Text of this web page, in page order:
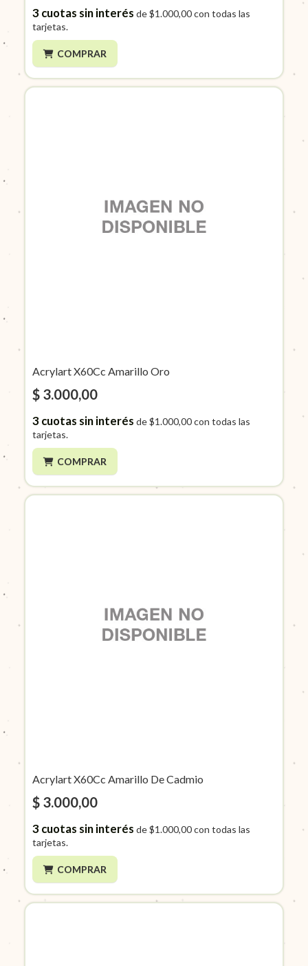
3cuotas sin interés de$1.000,00con todas las
tarjetas.
COMPRAR
Acrylart X60Cc Amarillo Oro
$ 3.000,00
3cuotas sin interés de$1.000,00con todas las
tarjetas.
COMPRAR
Acrylart X60Cc Amarillo De Cadmio
$ 3.000,00
3cuotas sin interés de$1.000,00con todas las
tarjetas.
COMPRAR